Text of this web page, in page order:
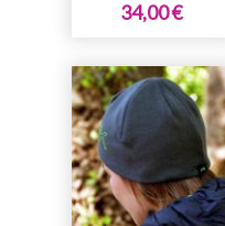
34,00 €